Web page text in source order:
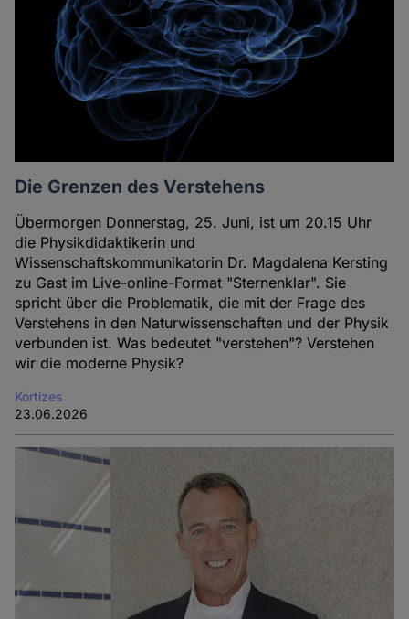
Die Grenzen des Verstehens
Übermorgen Donnerstag, 25. Juni, ist um 20.15 Uhr
die Physikdidaktikerin und
Wissenschaftskommunikatorin Dr. Magdalena Kersting
zu Gast im Live-online-Format "Sternenklar". Sie
spricht über die Problematik, die mit der Frage des
Verstehens in den Naturwissenschaften und der Physik
verbunden ist. Was bedeutet "verstehen"? Verstehen
wir die moderne Physik?
Kortizes
23.06.2026